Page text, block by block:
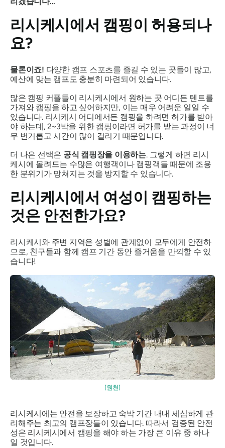
리시케시에서 캠핑이 허용되나
요?
물론이죠! 다양한 캠프 스포츠를 즐길 수 있는 곳들이 많고,
예산에 맞는 캠프도 충분히 마련되어 있습니다.
많은 캠핑 커플들이 리시케시에서 원하는 곳 어디든 텐트를
가져와 캠핑을 하고 싶어하지만, 이는 매우 어려운 일일 수
있습니다. 리시케시 어디에서든 캠핑을 하려면 허가를 받아
야 하는데, 2~3박을 위한 캠핑이라면 허가를 받는 과정이 너
무 번거롭고 시간이 많이 걸리기 때문입니다.
더 나은 선택은 공식 캠핑장을 이용하는. 그렇게 하면 리시
케시에 몰려드는 수많은 여행객이나 캠핑객들 때문에 조용
한 분위기가 망쳐지는 것을 방지할 수 있습니다.
리시케시에서 여성이 캠핑하는
것은 안전한가요?
리시케시와 주변 지역은 성별에 관계없이 모두에게 안전하
므로, 친구들과 함께 캠프 기간 동안 즐거움을 만끽할 수 있
습니다!
[원천]
리시케시에는 안전을 보장하고 숙박 기간 내내 세심하게 관
리해주는 최고의 캠프장들이 있습니다. 따라서 검증된 안전
성은 리시케시에서 캠핑을 해야 하는 가장 큰 이유 중 하나
일 것입니다.